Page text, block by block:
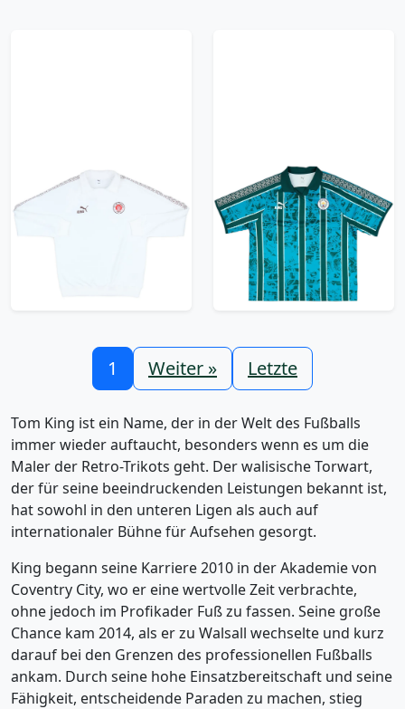
2025-26 St Pauli Puma
King Drill Top
2025-26 Manchester
City Puma King Retro
Shirt
53.99£ · ca. €64
Trikot kaufen
1 Weiter » Letzte
Tom King ist ein Name, der in der Welt des Fußballs
immer wieder auftaucht, besonders wenn es um die
Maler der Retro-Trikots geht. Der walisische Torwart,
der für seine beeindruckenden Leistungen bekannt ist,
hat sowohl in den unteren Ligen als auch auf
internationaler Bühne für Aufsehen gesorgt.
King begann seine Karriere 2010 in der Akademie von
Coventry City, wo er eine wertvolle Zeit verbrachte,
ohne jedoch im Profikader Fuß zu fassen. Seine große
Chance kam 2014, als er zu Walsall wechselte und kurz
darauf bei den Grenzen des professionellen Fußballs
ankam. Durch seine hohe Einsatzbereitschaft und seine
Fähigkeit, entscheidende Paraden zu machen, stieg